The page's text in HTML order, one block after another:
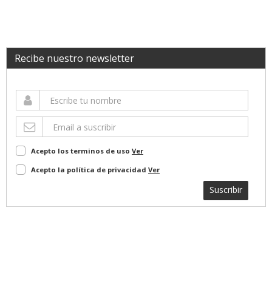
Recibe nuestro newsletter
Acepto los terminos de uso Ver
Acepto la política de privacidad Ver
Suscribir